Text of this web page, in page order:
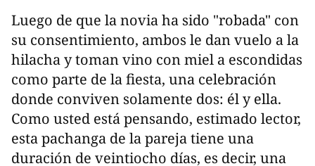
Luego de que la novia ha sido "robada" con
su consentimiento, ambos le dan vuelo a la
hilacha y toman vino con miel a escondidas
como parte de la fiesta, una celebración
donde conviven solamente dos: él y ella.
Como usted está pensando, estimado lector,
esta pachanga de la pareja tiene una
duración de veintiocho días, es decir, una